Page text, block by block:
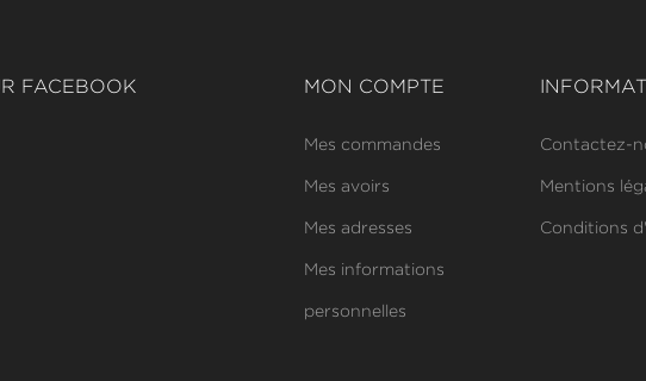
FACEBOOK MON COMPTE
Mes commandes
Mes avoirs
Mes adresses
Mes informations
personnelles
Contactez-
Mentions
Conditions